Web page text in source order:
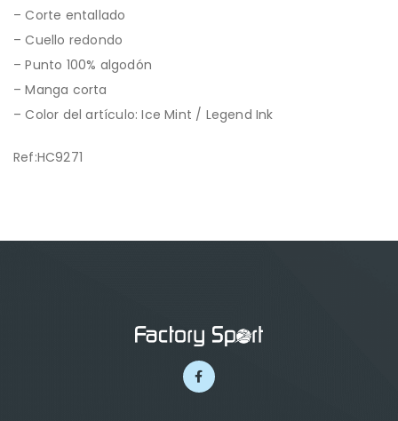
– Corte entallado
– Cuello redondo
– Punto 100% algodón
– Manga corta
– Color del artículo: Ice Mint / Legend Ink
Ref:HC9271